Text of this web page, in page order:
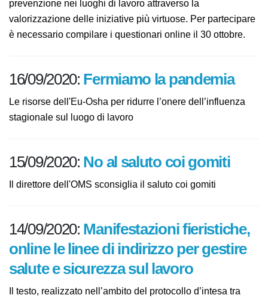
prevenzione nei luoghi di lavoro attraverso la
valorizzazione delle iniziative più virtuose. Per
partecipare è necessario compilare i questionari online
16/09/2020:Fermiamo la pandemia
Le risorse dell'Eu-Osha per ridurre l’onere dell’influenza
15/09/2020:No al saluto coi gomiti
14/09/2020:Manifestazioni
fieristiche, online le linee di
indirizzo per gestire salute e